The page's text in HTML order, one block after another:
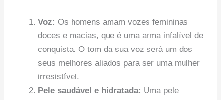
Voz: Os homens amam vozes femininas
doces e macias, que é uma arma infalível de
conquista. O tom da sua voz será um dos
seus melhores aliados para ser uma mulher
irresistível.
Pele saudável e hidratada: Uma pele